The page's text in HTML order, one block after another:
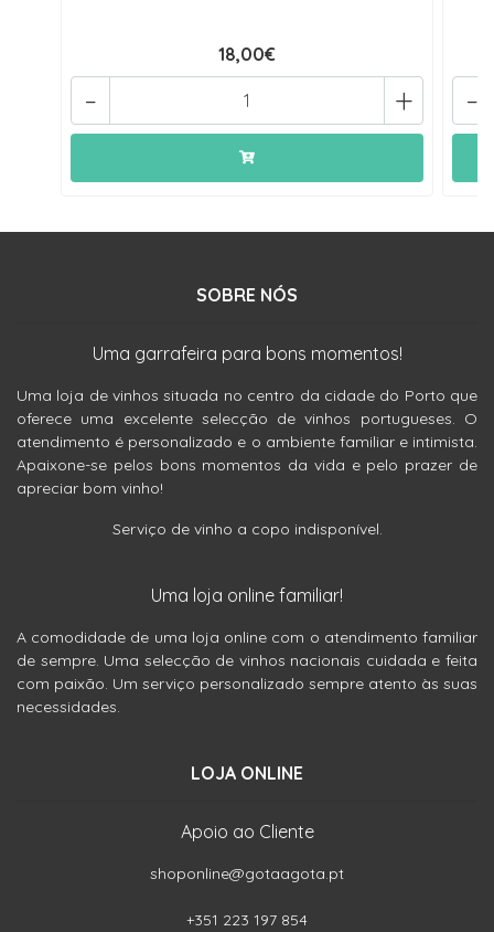
18,00€
+
- -
SOBRE NÓS
Uma garrafeira para bons momentos!
Uma loja de vinhos situada no centro da cidade do Porto que
oferece uma excelente selecção de vinhos portugueses. O
atendimento é personalizado e o ambiente familiar e intimista.
Apaixone-se pelos bons momentos da vida e pelo prazer de
apreciar bom vinho!
Serviço de vinho a copo indisponível.
Uma loja online familiar!
A comodidade de uma loja online com o atendimento familiar
de sempre. Uma selecção de vinhos nacionais cuidada e feita
com paixão. Um serviço personalizado sempre atento às suas
necessidades.
LOJA ONLINE
Apoio ao Cliente
shoponline@gotaagota.pt
+351 223 197 854